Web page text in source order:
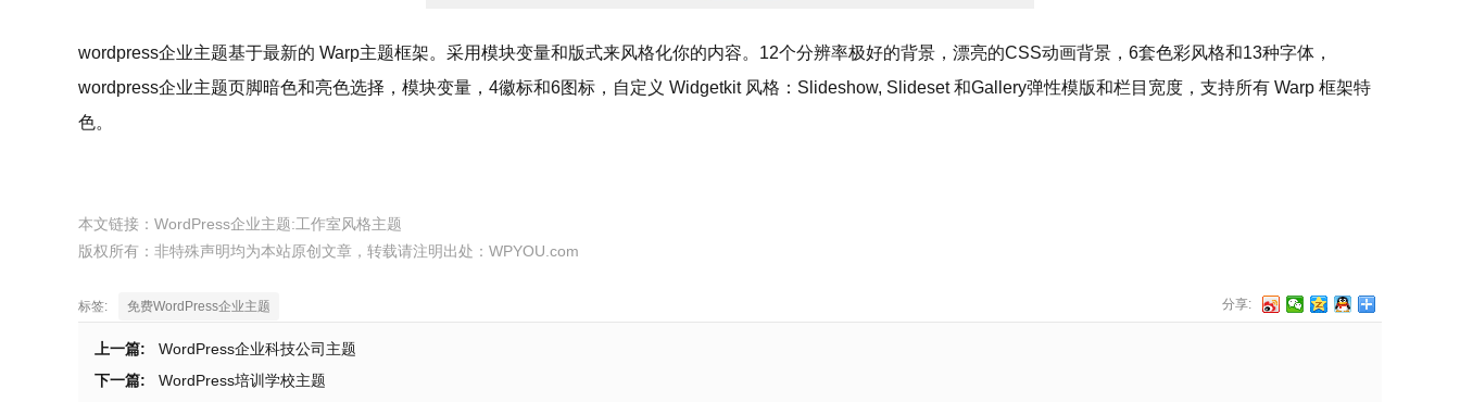
wordpress企业主题基于最新的 Warp主题框架。采用模块变量和版式来风格化你的内容。12个分辨率极好的背景，漂亮的CSS动画背景，6套色彩风格和13种字体，
wordpress企业主题页脚暗色和亮色选择，模块变量，4徽标和6图标，自定义 Widgetkit 风格：Slideshow, Slideset 和Gallery弹性模版和栏目宽度，支持所有 Warp 框架特
色。
本文链接： WordPress企业主题:工作室风格主题
版权所有：非特殊声明均为本站原创文章，转载请注明出处： WPYOU.com
标签: 免费WordPress企业主题 分享:
上一篇:
WordPress企业科技公司主题
下一篇:
WordPress培训学校主题